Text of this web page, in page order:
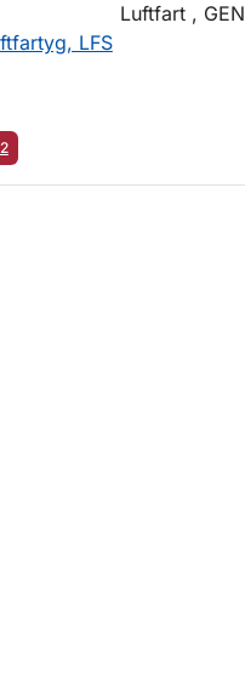
LFS
Luftfart , GEN